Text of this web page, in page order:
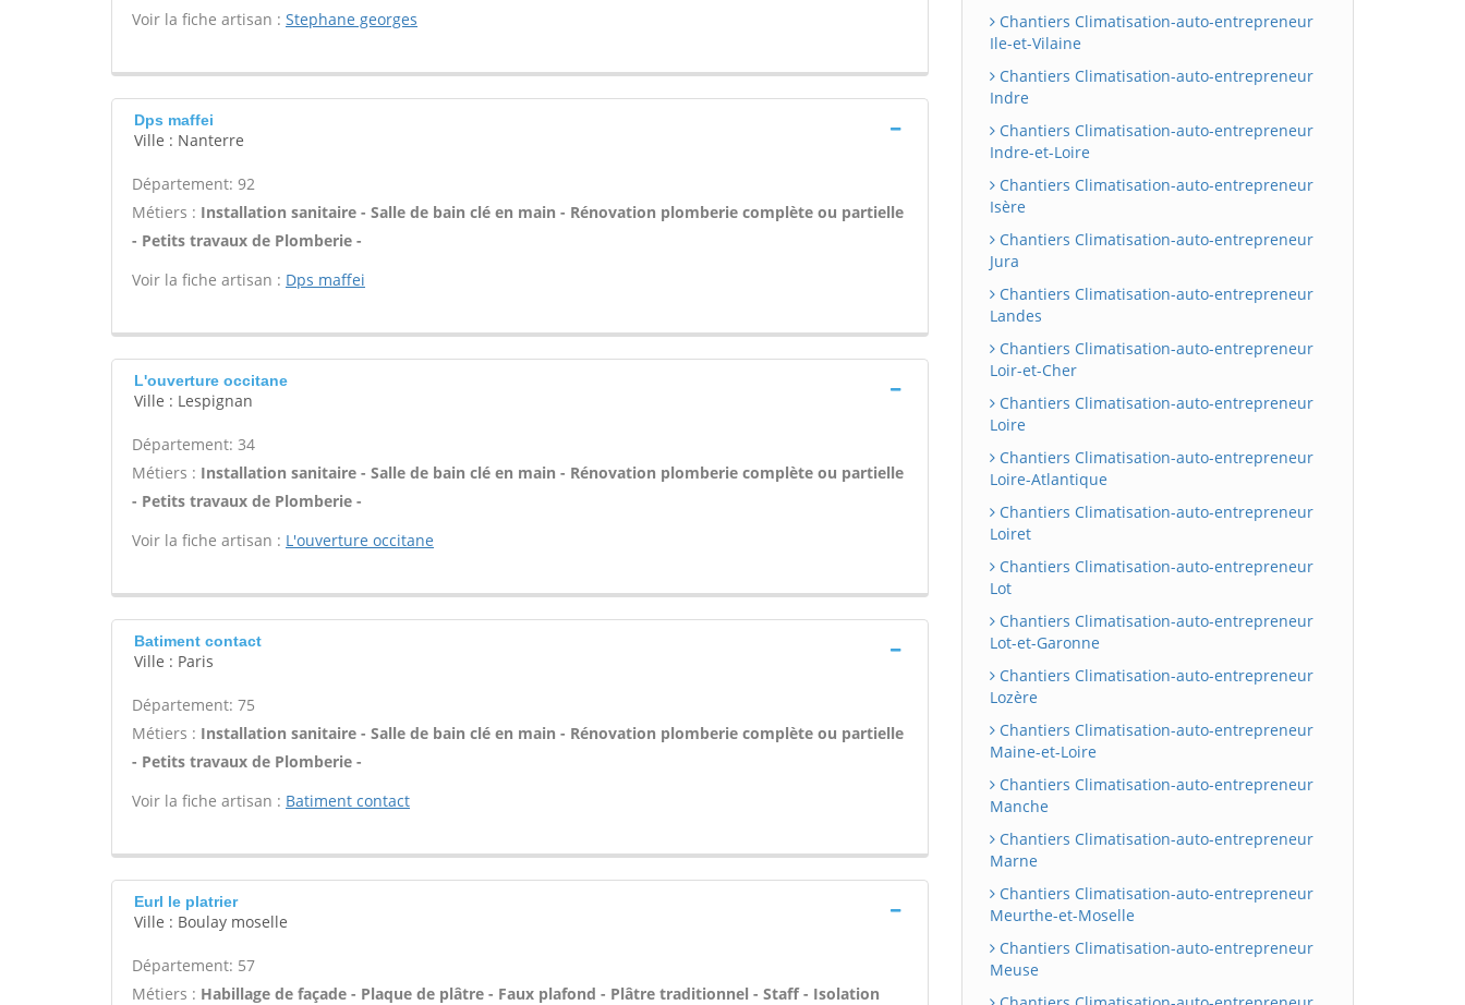
Voir la fiche artisan : Stephane georges
Dps maffei
Ville : Nanterre
Département: 92
Métiers : Installation sanitaire - Salle de bain clé en main - Rénovation plomberie complète ou partielle
- Petits travaux de Plomberie -
Voir la fiche artisan : Dps maffei
L'ouverture occitane
Ville : Lespignan
Département: 34
Métiers : Installation sanitaire - Salle de bain clé en main - Rénovation plomberie complète ou partielle
- Petits travaux de Plomberie -
Voir la fiche artisan : L'ouverture occitane
Batiment contact
Ville : Paris
Département: 75
Métiers : Installation sanitaire - Salle de bain clé en main - Rénovation plomberie complète ou partielle
- Petits travaux de Plomberie -
Voir la fiche artisan : Batiment contact
Eurl le platrier
Ville : Boulay moselle
Département: 57
Métiers : Habillage de façade - Plaque de plâtre - Faux plafond - Plâtre traditionnel - Staff - Isolation
Chantiers Climatisation-auto-entrepreneur
Ile-et-Vilaine
Chantiers Climatisation-auto-entrepreneur
Indre
Chantiers Climatisation-auto-entrepreneur
Indre-et-Loire
Chantiers Climatisation-auto-entrepreneur
Isère
Chantiers Climatisation-auto-entrepreneur
Jura
Chantiers Climatisation-auto-entrepreneur
Landes
Chantiers Climatisation-auto-entrepreneur
Loir-et-Cher
Chantiers Climatisation-auto-entrepreneur
Loire
Chantiers Climatisation-auto-entrepreneur
Loire-Atlantique
Chantiers Climatisation-auto-entrepreneur
Loiret
Chantiers Climatisation-auto-entrepreneur
Lot
Chantiers Climatisation-auto-entrepreneur
Lot-et-Garonne
Chantiers Climatisation-auto-entrepreneur
Lozère
Chantiers Climatisation-auto-entrepreneur
Maine-et-Loire
Chantiers Climatisation-auto-entrepreneur
Manche
Chantiers Climatisation-auto-entrepreneur
Marne
Chantiers Climatisation-auto-entrepreneur
Meurthe-et-Moselle
Chantiers Climatisation-auto-entrepreneur
Meuse